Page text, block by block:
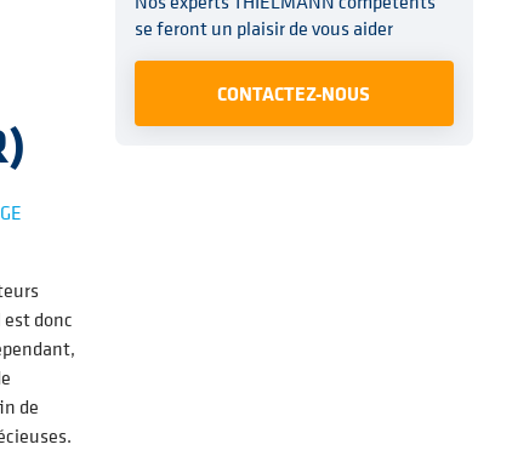
donc
de
se feront un plaisir de vous aider
CONTACTEZ-NOUS